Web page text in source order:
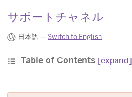
サポートチャネル
日本語 — Switch to English
Table of Contents [expand]